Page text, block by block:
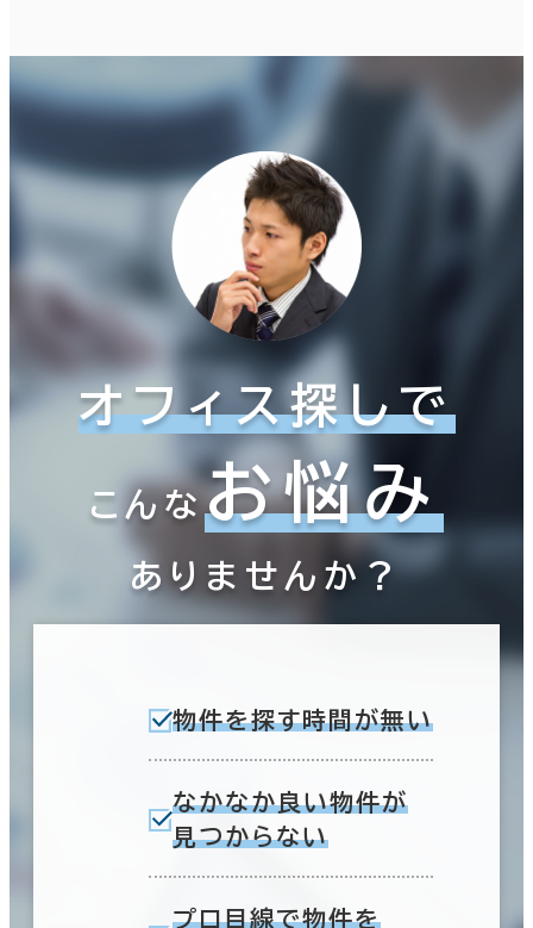
オフィス探しで
こんなお悩み
ありませんか？
物件を探す時間が無い
なかなか良い物件が
見つからない
プロ目線で物件を
(188)
条件で絞り込む
現在の条件
～
賃料選択（共益費含）
坪単価 月総額
賃料非公開物件を含む
駅徒歩